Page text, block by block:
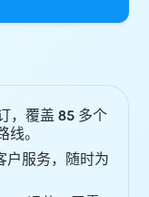
，覆盖 85 多个
线。
户服务，随时为